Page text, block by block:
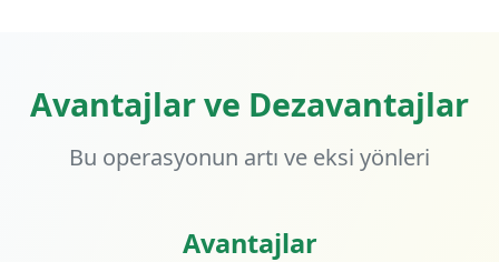
Avantajlar ve Dezavantajlar
Bu operasyonun artı ve eksi yönleri
Avantajlar